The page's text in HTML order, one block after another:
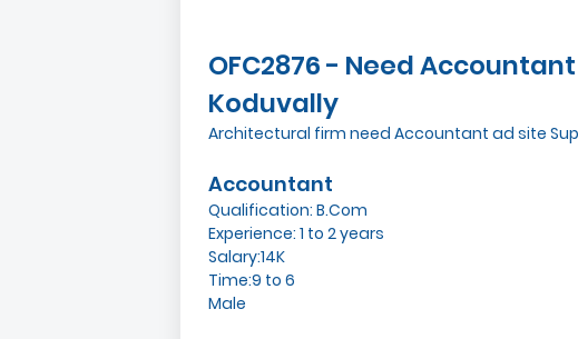
OFC2876 - Need
Koduvally
Architectural firm need Accountant ad site
Accountant
Qualification: B.Com
Experience: 1 to 2 years
Salary:14K
Time:9 to 6
Male